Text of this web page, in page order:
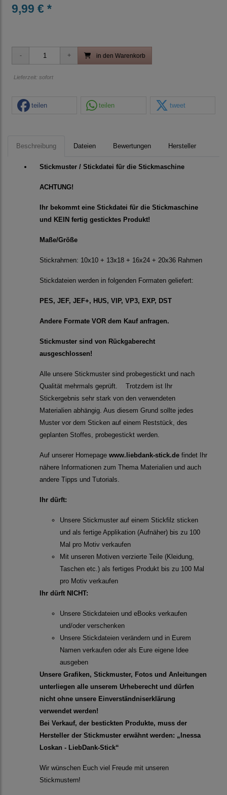
9,99 € *
in den Warenkorb
Lieferzeit: sofort
teilen teilen tweet
Beschreibung Dateien Bewertungen Hersteller
Stickmuster / Stickdatei für die Stickmaschine
ACHTUNG!
Ihr bekommt eine Stickdatei für die Stickmaschine
und KEIN fertig gesticktes Produkt!
Maße/Größe
Stickrahmen: 10x10 + 13x18 + 16x24 + 20x36 Rahmen
Stickdateien werden in folgenden Formaten geliefert:
PES, JEF, JEF+, HUS, VIP, VP3, EXP, DST
Andere Formate VOR dem Kauf anfragen.
Stickmuster sind von Rückgaberecht
ausgeschlossen!
Alle unsere Stickmuster sind probegestickt und nach
Qualität mehrmals geprüft. Trotzdem ist Ihr
Stickergebnis sehr stark von den verwendeten
Materialien abhängig. Aus diesem Grund sollte jedes
Muster vor dem Sticken auf einem Reststück, des
geplanten Stoffes, probegestickt werden.
Auf unserer Homepage www.liebdank-stick.de findet Ihr
nähere Informationen zum Thema Materialien und auch
andere Tipps und Tutorials.
Ihr dürft:
Unsere Stickmuster auf einem Stickfilz sticken
und als fertige Applikation (Aufnäher) bis zu 100
Mal pro Motiv verkaufen
Mit unseren Motiven verzierte Teile (Kleidung,
Taschen etc.) als fertiges Produkt bis zu 100 Mal
pro Motiv verkaufen
Ihr dürft NICHT:
Unsere Stickdateien und eBooks verkaufen
und/oder verschenken
Unsere Stickdateien verändern und in Eurem
Namen verkaufen oder als Eure eigene Idee
ausgeben
Unsere Grafiken, Stickmuster, Fotos und Anleitungen
unterliegen alle unserem Urheberecht und dürfen
nicht ohne unsere Einverständniserklärung
verwendet werden!
Bei Verkauf, der bestickten Produkte, muss der
Hersteller der Stickmuster erwähnt werden: „Inessa
Loskan - LiebDank-Stick“
Wir wünschen Euch viel Freude mit unseren
Stickmustern!